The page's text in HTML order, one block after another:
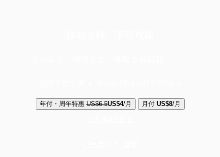
年付・周年特惠 US$6.5US$4/月 月付 US$8/月